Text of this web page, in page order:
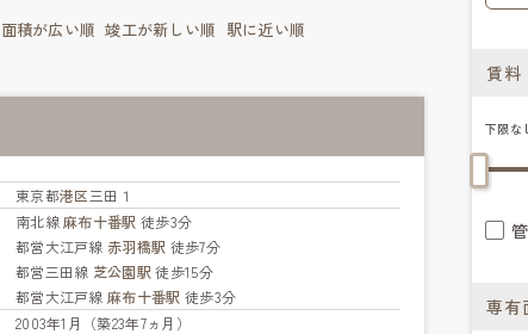
面積が広い順 竣工が新しい順 駅に近い順
東京都港区三田１
南北線麻布十番駅 徒歩3分
都営大江戸線 赤羽橋駅 徒歩7分
都営三田線 芝公園駅 徒歩15分
都営大江戸線麻布十番駅 徒歩3分
2003年1月（築23年7ヵ月）
賃料
下限な
専有